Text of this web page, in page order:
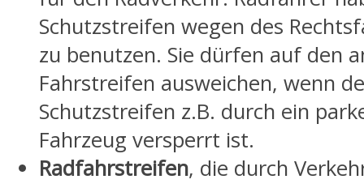
Schutzstreifen wegen des
zu benutzen. Sie dürfen auf den
Fahrstreifen ausweichen, wenn
Schutzstreifen z.B. durch ein
Fahrzeug versperrt ist.
Radfahrstreifen, die durch